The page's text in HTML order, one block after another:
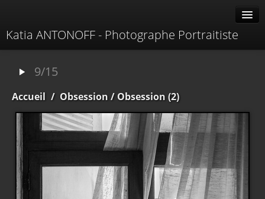
Katia ANTONOFF - Photographe Portraitiste
Contacter
9/15
Accueil / Obsession / Obsession (2)